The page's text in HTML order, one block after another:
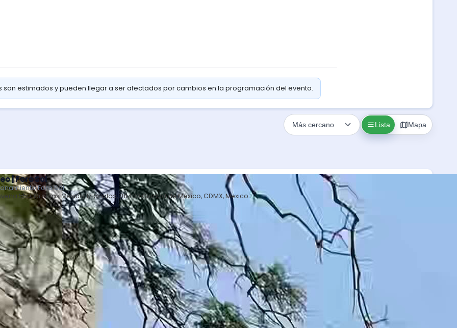
son estimados y pueden llegar a ser afectados por cambios en la programación del evento.
Lista Mapa
| Foro Sol
Foro Sol
550, Granjas México, Iztacalco, 08400 Ciudad de México, CDMX, Mexico